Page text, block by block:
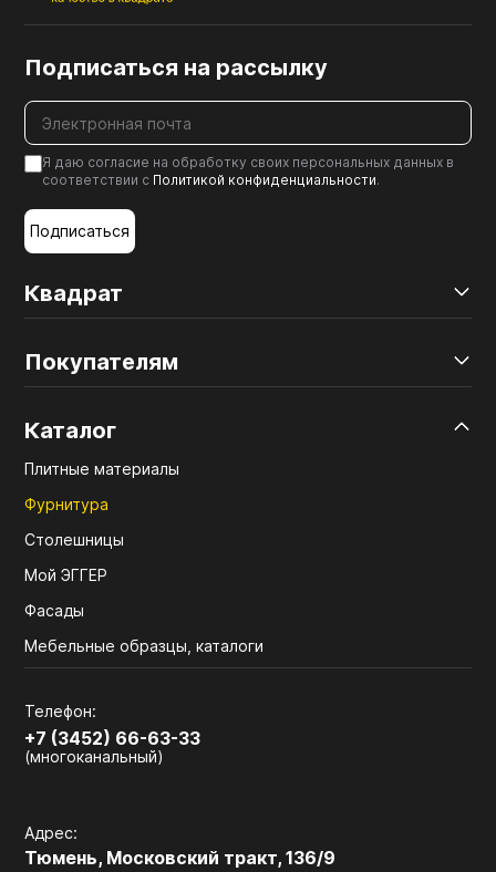
Квадрат
Покупателям
Каталог
Плитные материалы
Фурнитура
Столешницы
Мой ЭГГЕР
Фасады
Мебельные образцы, каталоги
Телефон:
+7 (3452) 66-63-33
(многоканальный)
Адрес:
Тюмень, Московский тракт, 136/9
Подписаться на рассылку
Я даю согласие на обработку своих персональных данных в
соответствии с Политикой конфиденциальности.
Подписаться